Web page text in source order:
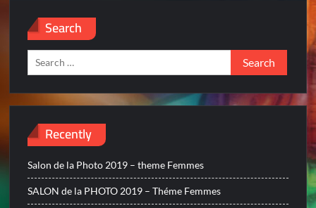
Search
Search
for:
Recently
Salon de la Photo 2019 – theme Femmes
SALON de la PHOTO 2019 – Théme Femmes